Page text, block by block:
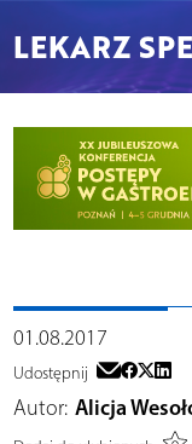
LEKARZ
01.08.2017
Udostępnij
Autor: Alicja